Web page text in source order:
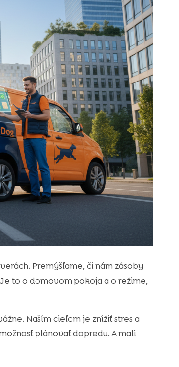
Premýšľame, či nám zásoby
to o domovom pokoja a o režime,
Naším cieľom je znížiť stres a
plánovať dopredu. A mali